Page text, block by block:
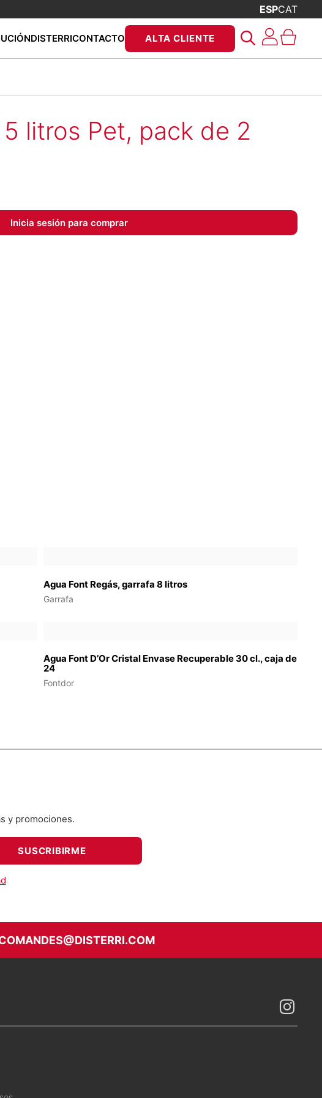
ESPCAT
DISTERRICONTACTO
Búsqueda
de
productos
ALTA CLIENTE
litros Pet, pack de 2
Inicia sesión para comprar
Agua Font Regás, garrafa 8 litros
Garrafa
Agua Font D’Or Cristal Envase Recuperable 30 cl., caja de
24
Fontdor
y promociones.